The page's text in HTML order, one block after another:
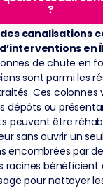
?
canalisations
en
de chute en
sont parmi les
Ces colonnes
dépôts ou
peuvent être
sans ouvrir un
encombrées par
racines bénéficient
pour nettoyer